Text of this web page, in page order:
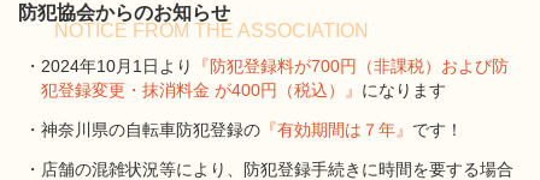
防犯協会からのお知らせ
NOTICE FROM THE ASSOCIATION
・2024年10月1日より
『防犯登録料が700円（非課税）および防
犯登録変更・抹消料金 が400円（税込）』 になります
・神奈川県の自転車防犯登録の 『有効期間は７年』 です！
・店舗の混雑状況等により、防犯登録手続きに時間を要する場合